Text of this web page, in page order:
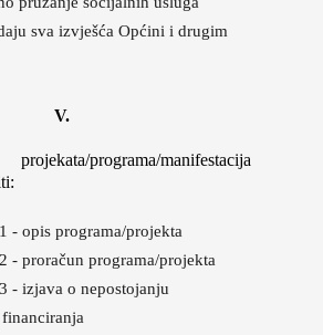
sva izvješća Općini i drugim
V.
programa/manifestacija
- opis programa/projekta
- proračun programa/projekta
- izjava o nepostojanju